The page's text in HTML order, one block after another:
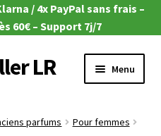
/ 4x PayPal sans frais –
60€ – Support 7j/7
LR Menu
parfums
Pour femmes